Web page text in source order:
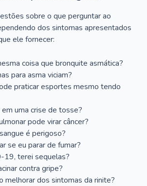
sobre o que perguntar ao
dos sintomas apresentados
ele fornecer:
coisa que bronquite asmática?
para asma viciam?
praticar esportes mesmo tendo
uma crise de tosse?
pode virar câncer?
é perigoso?
se eu parar de fumar?
19, terei sequelas?
contra gripe?
melhorar dos sintomas da rinite?